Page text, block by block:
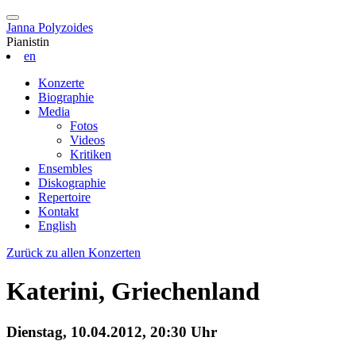
Janna Polyzoides
Pianistin
en
Konzerte
Biographie
Media
Fotos
Videos
Kritiken
Ensembles
Diskographie
Repertoire
Kontakt
English
Zurück zu allen Konzerten
Katerini, Griechenland
Dienstag, 10.04.2012, 20:30 Uhr